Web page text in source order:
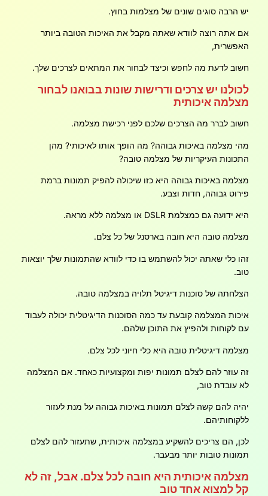
יש הרבה סוגים שונים של מצלמות בחוץ.
אם אתה רוצה לוודא שאתה מקבל את האיכות הטובה ביותר
האפשרית,
חשוב לדעת מה לחפש וכיצד לבחור את המתאים לצרכים שלך.
לכולנו יש צרכים ודרישות שונות בבואנו לבחור
מצלמה איכותית
חשוב לברר מה הצרכים שלכם לפני רכישת מצלמה.
מהי מצלמה באיכות גבוהה? מה הופך אותו לאיכותי? מהן
התכונות העיקריות של מצלמה טובה?
מצלמה באיכות גבוהה היא כזו שיכולה להפיק תמונות ברמת
פירוט גבוהה, חדות וצבע.
היא ידועה גם כמצלמת DSLR או מצלמה ללא מראה.
מצלמה טובה היא חובה בארסנל של כל צלם.
זהו כלי שאתה יכול להשתמש בו כדי לוודא שהתמונות שלך יוצאות
טוב.
הצלחתה של סוכנות דיגיטל תלויה במצלמה טובה.
איכות המצלמה קובעת עד כמה הסוכנות הדיגיטלית יכולה לעבוד
עם לקוחות ולהפיץ את התוכן שלהם.
מצלמה דיגיטלית טובה היא כלי חיוני לכל צלם.
זה עוזר להם לצלם תמונות יפות ומקצועיות כאחד. אם המצלמה
לא עובדת טוב,
יהיה להם קשה לצלם תמונות באיכות גבוהה על מנת לעזור
ללקוחותיהם.
לכן, הם צריכים להשקיע במצלמה איכותית, שתעזור להם לצלם
תמונות טובות יותר מבעבר.
מצלמה איכותית היא חובה לכל צלם. אבל, זה לא
קל למצוא אחד טוב